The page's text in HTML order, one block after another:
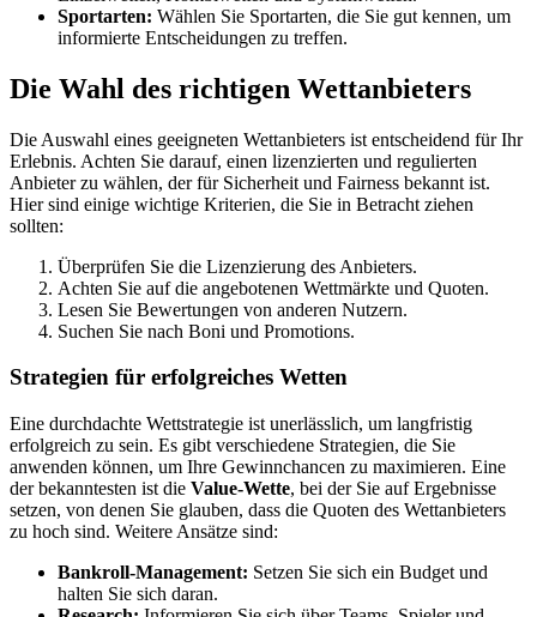
Sportarten: Wählen Sie Sportarten, die Sie gut kennen, um
informierte Entscheidungen zu treffen.
Die Wahl des richtigen Wettanbieters
Die Auswahl eines geeigneten Wettanbieters ist entscheidend für Ihr
Erlebnis. Achten Sie darauf, einen lizenzierten und regulierten
Anbieter zu wählen, der für Sicherheit und Fairness bekannt ist.
Hier sind einige wichtige Kriterien, die Sie in Betracht ziehen
sollten:
Überprüfen Sie die Lizenzierung des Anbieters.
Achten Sie auf die angebotenen Wettmärkte und Quoten.
Lesen Sie Bewertungen von anderen Nutzern.
Suchen Sie nach Boni und Promotions.
Strategien für erfolgreiches Wetten
Eine durchdachte Wettstrategie ist unerlässlich, um langfristig
erfolgreich zu sein. Es gibt verschiedene Strategien, die Sie
anwenden können, um Ihre Gewinnchancen zu maximieren. Eine
der bekanntesten ist die Value-Wette, bei der Sie auf Ergebnisse
setzen, von denen Sie glauben, dass die Quoten des Wettanbieters
zu hoch sind. Weitere Ansätze sind:
Bankroll-Management: Setzen Sie sich ein Budget und
halten Sie sich daran.